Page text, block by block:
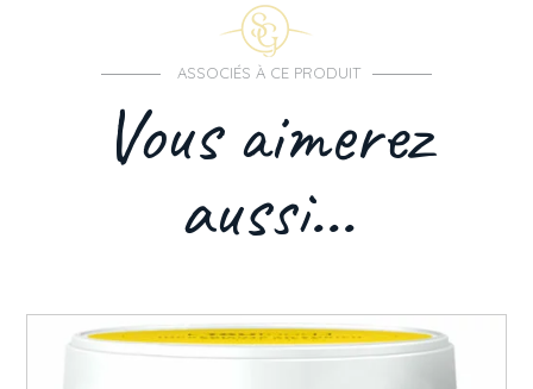
ASSOCIÉS À CE PRODUIT
Vous aimerez
aussi...